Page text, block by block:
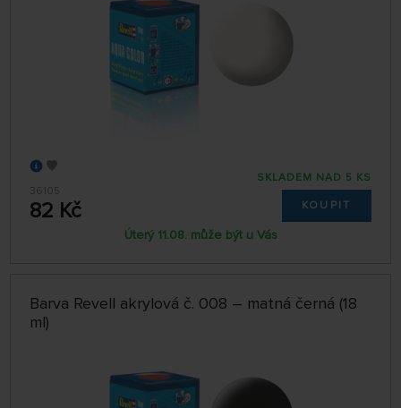
36105
82 Kč
SKLADEM NAD 5 KS
KOUPIT
Úterý 11.08. může být u Vás
Barva Revell akrylová č. 008 – matná černá (18
ml)